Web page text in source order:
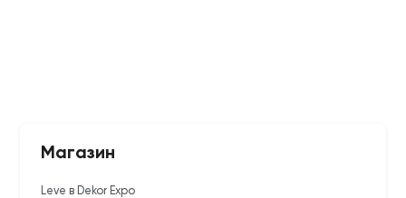
Магазин
Leve в Dekor Expo